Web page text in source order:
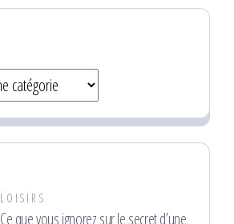
LOISIRS
Ce que vous ignorez sur le secret d’une